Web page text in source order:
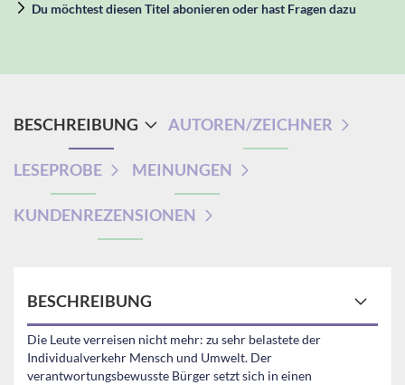
Du möchtest diesen Titel abonieren oder hast Fragen dazu
BESCHREIBUNG AUTOREN/ZEICHNER
LESEPROBE MEINUNGEN
KUNDENREZENSIONEN
BESCHREIBUNG
Die Leute verreisen nicht mehr: zu sehr belastete der
Individualverkehr Mensch und Umwelt. Der
verantwortungsbewusste Bürger setzt sich in einen